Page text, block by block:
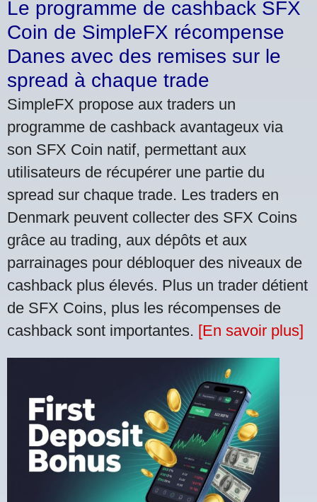
Le programme de cashback SFX
Coin de SimpleFX récompense
Danes avec des remises sur le
spread à chaque trade
SimpleFX propose aux traders un
programme de cashback avantageux via
son SFX Coin natif, permettant aux
utilisateurs de récupérer une partie du
spread sur chaque trade. Les traders en
Denmark peuvent collecter des SFX Coins
grâce au trading, aux dépôts et aux
parrainages pour débloquer des niveaux de
cashback plus élevés. Plus un trader détient
de SFX Coins, plus les récompenses de
cashback sont importantes. [En savoir plus]